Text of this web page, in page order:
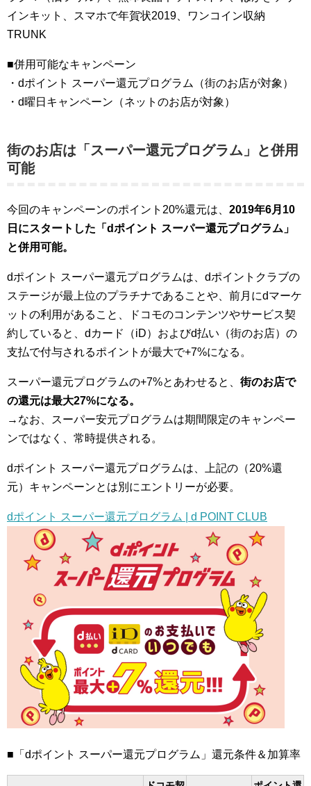
インキット、スマホで年賀状2019、ワンコイン収納
TRUNK
■併用可能なキャンペーン
・dポイント スーパー還元プログラム（街のお店が対象）
・d曜日キャンペーン（ネットのお店が対象）
街のお店は「スーパー還元プログラム」と併用
可能
今回のキャンペーンのポイント20%還元は、 2019年6月10
日にスタートした「dポイント スーパー還元プログラム」
と併用可能。
dポイント スーパー還元プログラムは、dポイントクラブの
ステージが最上位のプラチナであることや、前月にdマーケ
ットの利用があること、ドコモのコンテンツやサービス契
約していると、dカード（iD）およびd払い（街のお店）の
支払で付与されるポイントが最大で+7%になる。
スーパー還元プログラムの+7%とあわせると、 街のお店で
の還元は最大27%になる。
→なお、スーパー安元プログラムは期間限定のキャンペー
ンではなく、常時提供される。
dポイント スーパー還元プログラムは、上記の（20%還
元）キャンペーンとは別にエントリーが必要。
dポイント スーパー還元プログラム | d POINT CLUB
■「dポイント スーパー還元プログラム」還元条件＆加算率